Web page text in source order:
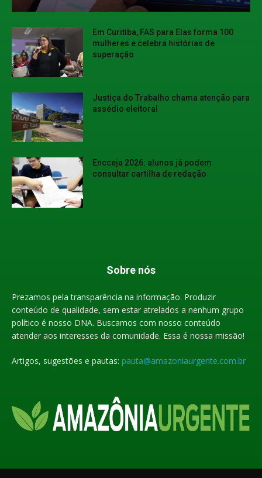
Em Curitiba, FAS para Elas forma 100
mulheres e celebra histórias de
superação
Justiça do Trabalho chama atenção para
assédio eleitoral
Encceja 2026: alunos já podem
consultar cartilha de redação
Sobre nós
Prezamos pela transparência na informação. Produzir
conteúdo de qualidade, sem estar atrelados a nenhum grupo
político é nosso DNA. Buscamos com nosso conteúdo
atender aos interesses da comunidade. Essa é nossa missão!
Artigos, sugestões e pautas: pauta@amazoniaurgente.com.br